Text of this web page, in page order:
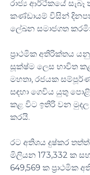
රාජ්‍ය ආර්ථිකයේ
කණ්ඩායම් විසින්
ලේඛන සමාජගත
ප්‍රාථමික අතිරික්තය
සූක්ෂ්ම ලෙස භාවිත
මහතා, රජයක
සඳහා ගෙවිය යුතු
කළ විට ඉතිරි වන
කරයි.
රට අතිශය දුෂ්කර
මිලියන 173,332 ක
649,569 ක